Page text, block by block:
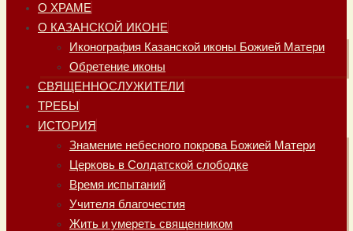
О ХРАМЕ
О КАЗАНСКОЙ ИКОНЕ
Иконография Казанской иконы Божией Матери
Обретение иконы
СВЯЩЕННОСЛУЖИТЕЛИ
ТРЕБЫ
ИСТОРИЯ
Знамение небесного покрова Божией Матери
Церковь в Солдатской слободке
Время испытаний
Учителя благочестия
Жить и умереть священником